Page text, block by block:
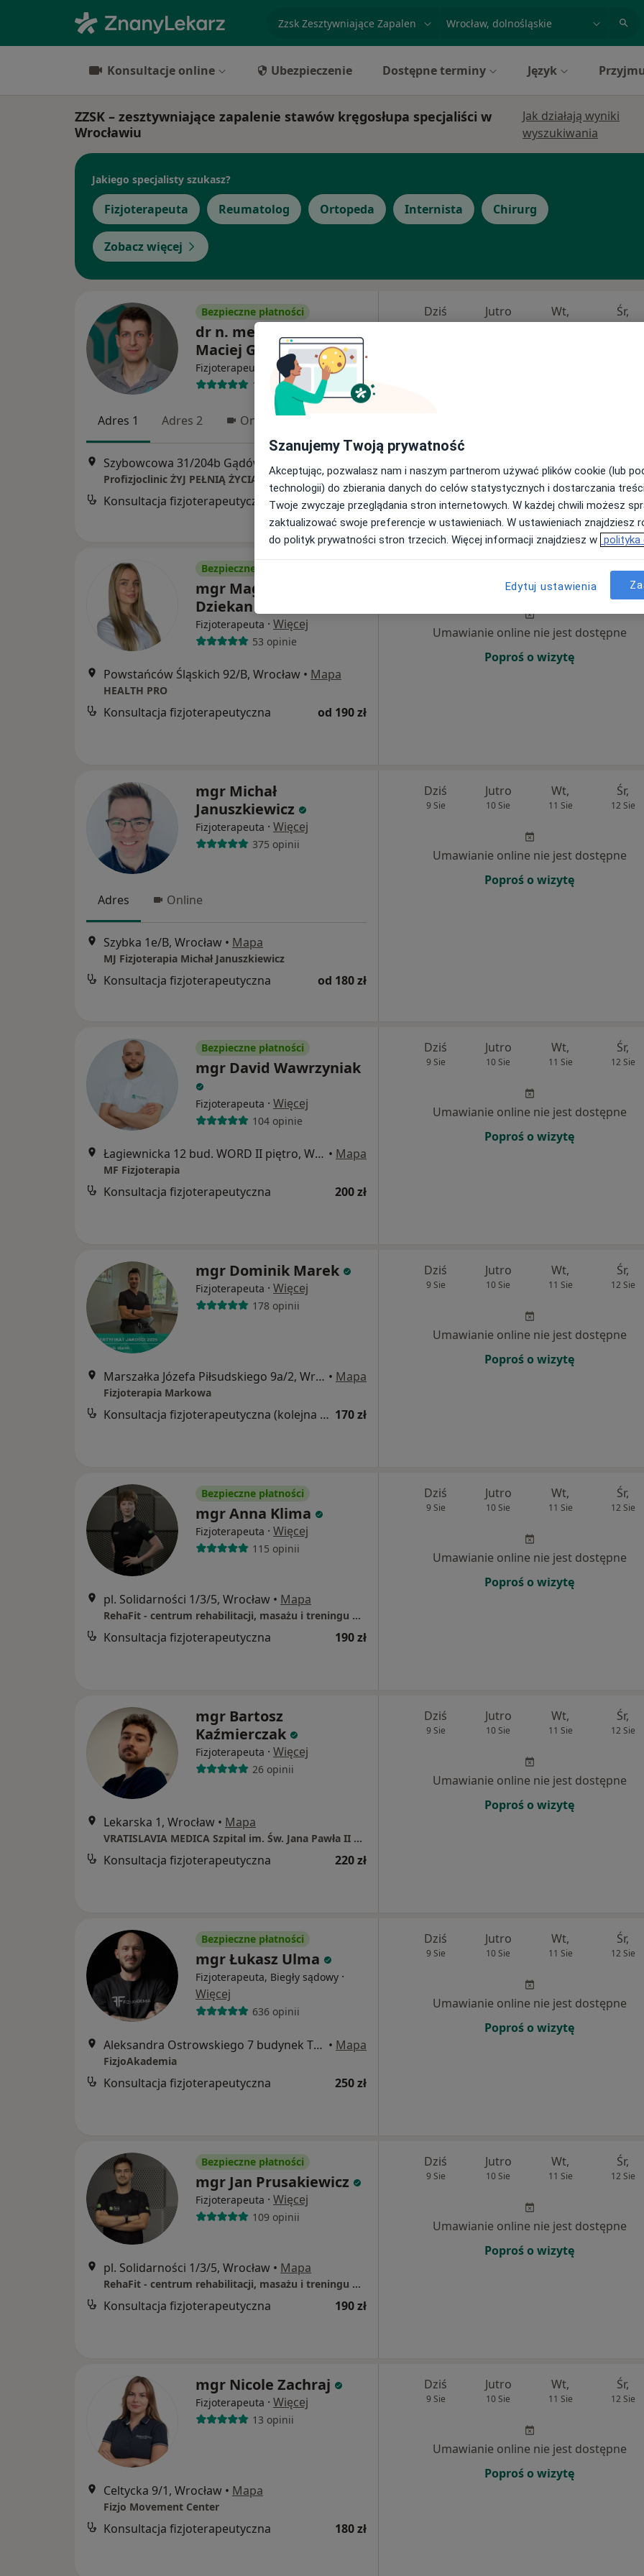
miasto lub dzielnica
Konsultacje online Ubezpieczenie Dostępne terminy Język
ZZSK – zesztywniające zapalenie stawów kręgosłupa specjaliści w
Wrocławiu
Jak działają wyniki
wyszukiwania
Jakiego specjalisty szukasz?
Fizjoterapeuta Reumatolog Ortopeda Internista Chirurg
Zobacz więcej
Bezpieczne płatności
dr n. med. i n. o zdr.
Maciej Grzeszczuk
Fizjoterapeuta, Osteopata·Więcej
181 opinii
Adres 1 Adres 2 Online
Mapa
Profizjoclinic ŻYJ PEŁNIĄ ŻYCIA
Konsultacja fizjoterapeutyczna 210 zł
Dziś
9 Sie
Jutro
10 Sie
Wt,
11 Sie
Śr,
12 Sie
Bezpieczne płatności
mgr Magdalena
Dziekan
Fizjoterapeuta · Więcej
53 opinie
Powstańców Śląskich 92/B, Wrocław • Mapa
HEALTH PRO
Konsultacja fizjoterapeutyczna od 190 zł
10 Sie 11 Sie
Śr,
12 Sie
Umawianie online nie jest dostępne
Poproś o wizytę
mgr Michał
Januszkiewicz
Fizjoterapeuta · Więcej
375 opinii
Adres Online
Szybka 1e/B, Wrocław • Mapa
MJ Fizjoterapia Michał Januszkiewicz
Konsultacja fizjoterapeutyczna od 180 zł
Dziś
9 Sie
Jutro
10 Sie
Wt,
11 Sie
Śr,
12 Sie
Umawianie online nie jest dostępne
Poproś o wizytę
Bezpieczne płatności
mgr David Wawrzyniak
Fizjoterapeuta · Więcej
104 opinie
Łagiewnicka 12 bud. WORD II piętro, Wrocław • Mapa
MF Fizjoterapia
Konsultacja fizjoterapeutyczna 200 zł
Dziś
9 Sie
Jutro
10 Sie
Wt,
11 Sie
Śr,
12 Sie
Umawianie online nie jest dostępne
Poproś o wizytę
mgr Dominik Marek
Fizjoterapeuta · Więcej
178 opinii
Marszałka Józefa Piłsudskiego 9a/2, Wrocław • Mapa
Fizjoterapia Markowa
Konsultacja fizjoterapeutyczna (kolejna wizyta) 170 zł
Dziś
9 Sie
Jutro
10 Sie
Wt,
11 Sie
Śr,
12 Sie
Umawianie online nie jest dostępne
Poproś o wizytę
Bezpieczne płatności
mgr Anna Klima
Fizjoterapeuta · Więcej
115 opinii
pl. Solidarności 1/3/5, Wrocław • Mapa
RehaFit - centrum rehabilitacji, masażu i treningu personalnego
Konsultacja fizjoterapeutyczna 190 zł
Dziś
9 Sie
Jutro
10 Sie
Wt,
11 Sie
Śr,
12 Sie
Umawianie online nie jest dostępne
Poproś o wizytę
mgr Bartosz
Kaźmierczak
Fizjoterapeuta · Więcej
26 opinii
Lekarska 1, Wrocław • Mapa
VRATISLAVIA MEDICA Szpital im. Św. Jana Pawła II we Wrocławiu
Konsultacja fizjoterapeutyczna 220 zł
Dziś
9 Sie
Jutro
10 Sie
Wt,
11 Sie
Śr,
12 Sie
Umawianie online nie jest dostępne
Poproś o wizytę
Bezpieczne płatności
mgr Łukasz Ulma
Fizjoterapeuta, Biegły sądowy ·
Więcej
636 opinii
Aleksandra Ostrowskiego 7 budynek Twins parter lok 12/14, Wrocław • Mapa
FizjoAkademia
Konsultacja fizjoterapeutyczna 250 zł
Dziś
9 Sie
Jutro
10 Sie
Wt,
11 Sie
Śr,
12 Sie
Umawianie online nie jest dostępne
Poproś o wizytę
Bezpieczne płatności
mgr Jan Prusakiewicz
Fizjoterapeuta · Więcej
109 opinii
pl. Solidarności 1/3/5, Wrocław • Mapa
RehaFit - centrum rehabilitacji, masażu i treningu personalnego
Konsultacja fizjoterapeutyczna 190 zł
Dziś
9 Sie
Jutro
10 Sie
Wt,
11 Sie
Śr,
12 Sie
Umawianie online nie jest dostępne
Poproś o wizytę
mgr Nicole Zachraj
Fizjoterapeuta · Więcej
13 opinii
Celtycka 9/1, Wrocław • Mapa
Fizjo Movement Center
Konsultacja fizjoterapeutyczna 180 zł
Dziś
9 Sie
Jutro
10 Sie
Wt,
11 Sie
Śr,
12 Sie
Umawianie online nie jest dostępne
Poproś o wizytę
Szanujemy Twoją prywatność
Akceptując, pozwalasz nam i naszym partnerom używać plików cookie (lub
technologii) do zbierania danych do celów statystycznych i dostarczania
Twoje zwyczaje przeglądania stron internetowych. W każdej chwili możesz
zaktualizować swoje preferencje w ustawieniach. W ustawieniach znajdziesz
do polityk prywatności stron trzecich. Więcej informacji znajdziesz w polityka
Edytuj ustawienia